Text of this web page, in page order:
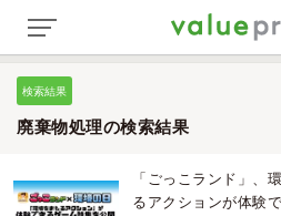
検索結果
廃棄物処理の検索結果
「ごっこランド」、
るアクションが体験